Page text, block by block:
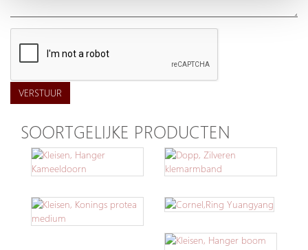
VERSTUUR
SOORTGELIJKE PRODUCTEN